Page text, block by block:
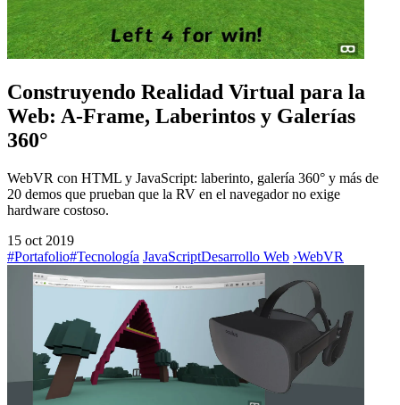
Construyendo Realidad Virtual para la
Web: A-Frame, Laberintos y Galerías
360°
WebVR con HTML y JavaScript: laberinto, galería 360° y más de
20 demos que prueban que la RV en el navegador no exige
hardware costoso.
15 oct 2019
#Portafolio#Tecnología JavaScriptDesarrollo Web ›WebVR